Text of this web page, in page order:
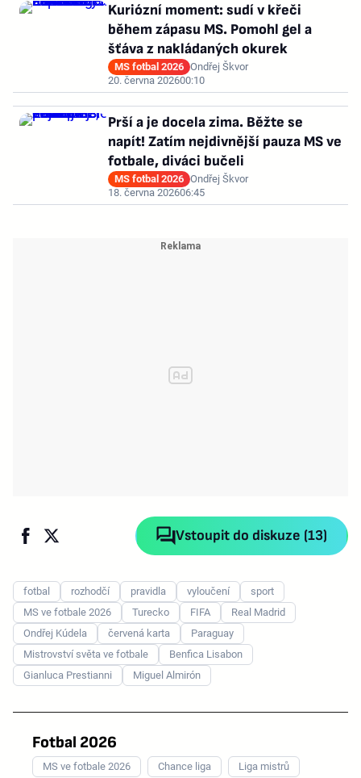
Kuriózní moment: sudí v křeči
během zápasu MS. Pomohl gel a
šťáva z nakládaných okurek
MS fotbal 2026 Ondřej Škvor
20. června 202600:10
Prší a je docela zima. Běžte se
napít! Zatím nejdivnější pauza MS ve
fotbale, diváci bučeli
MS fotbal 2026 Ondřej Škvor
18. června 202606:45
Vstoupit do diskuze (13)
fotbal rozhodčí pravidla vyloučení
sport
MS ve fotbale 2026
Turecko FIFA
Real Madrid
Ondřej Kúdela
červená karta
Paraguay
Mistrovství světa ve fotbale
Benfica Lisabon
Gianluca Prestianni
Miguel Almirón
Fotbal 2026
MS ve fotbale 2026 Chance liga Liga mistrů